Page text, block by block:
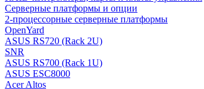
Серверные платформы и опции
2-процессорные серверные платформы
OpenYard
ASUS RS720 (Rack 2U)
SNR
ASUS RS700 (Rack 1U)
ASUS ESC8000
Acer Altos